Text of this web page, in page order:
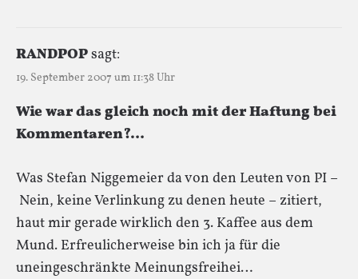
RANDPOPsagt:
19. September 2007 um 11:38 Uhr
Wie war das gleich noch mit der Haftung bei
Kommentaren?…
Was Stefan Niggemeier da von den Leuten von PI –
Nein, keine Verlinkung zu denen heute – zitiert,
haut mir gerade wirklich den 3. Kaffee aus dem
Mund. Erfreulicherweise bin ich ja für die
uneingeschränkte Meinungsfreihei…